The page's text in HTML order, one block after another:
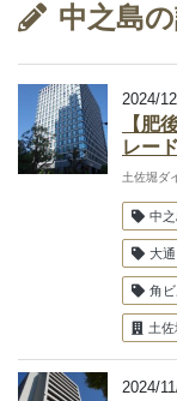
中之島
2024/
【肥
レー
土佐堀ダ
中之
大
角
土
2024/